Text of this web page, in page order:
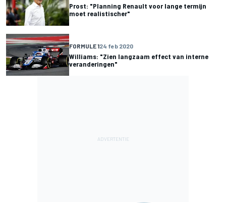
Prost: "Planning Renault voor lange termijn
moet realistischer"
FORMULE 124 feb 2020
Williams: "Zien langzaam effect van interne
veranderingen"